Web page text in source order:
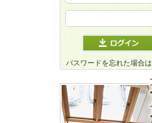
パスワードを忘れた場合は